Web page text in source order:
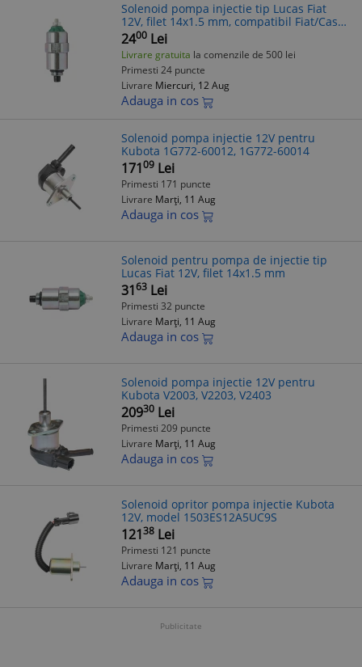
Solenoid pompa injectie tip Lucas Fiat
12V, filet 14x1.5 mm, compatibil Fiat/Case
IH/John
Deere/Tata/Mahindra/Jeep/Ambassador,
modele Fiat 46 190DT,
2400 Lei
Livrare gratuita la comenzile de 500 lei
Primesti 24 puncte
Livrare Miercuri, 12 Aug
Adauga in cos
Solenoid pompa injectie 12V pentru
Kubota 1G772-60012, 1G772-60014
17109 Lei
Primesti 171 puncte
Livrare Marți, 11 Aug
Adauga in cos
Solenoid pentru pompa de injectie tip
Lucas Fiat 12V, filet 14x1.5 mm
3163 Lei
Primesti 32 puncte
Livrare Marți, 11 Aug
Adauga in cos
Solenoid pompa injectie 12V pentru
Kubota V2003, V2203, V2403
20930 Lei
Primesti 209 puncte
Livrare Marți, 11 Aug
Adauga in cos
Solenoid opritor pompa injectie Kubota
12V, model 1503ES12A5UC9S
12138 Lei
Primesti 121 puncte
Livrare Marți, 11 Aug
Adauga in cos
Publicitate